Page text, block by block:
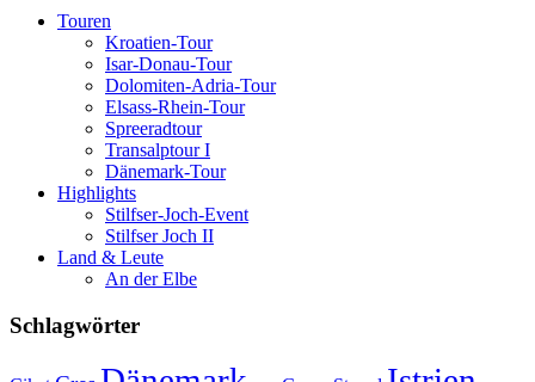
Touren
Kroatien-Tour
Isar-Donau-Tour
Dolomiten-Adria-Tour
Elsass-Rhein-Tour
Spreeradtour
Transalptour I
Dänemark-Tour
Highlights
Stilfser-Joch-Event
Stilfser Joch II
Land & Leute
An der Elbe
Schlagwörter